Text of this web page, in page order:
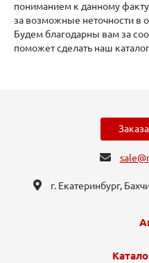
пониманием к данному
за возможные неточности в
Будем благодарны вам за
поможет сделать наш
г. Екатеринбург,